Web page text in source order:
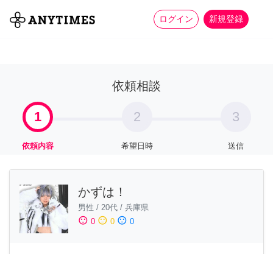
ログイン 新規登録
全て 家事 more_horiz
依頼相談
1
依頼内容
2
希望日時
3
送信
かずは！
男性 / 20代 / 兵庫県
sentiment_satisfied 0 sentiment_neutral 0 sentiment_dissatisfied 0